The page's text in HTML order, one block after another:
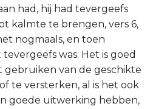
had, hij had tevergeefs
kalmte te brengen, vers 6,
nogmaals, en toen
was. Het is goed
gebruiken van de geschikte
te versterken, al is het ook
goede uitwerking hebben,